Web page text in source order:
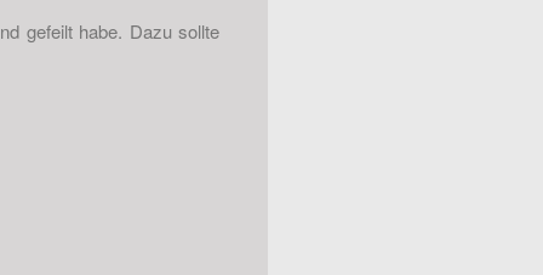
gefeilt habe. Dazu sollte